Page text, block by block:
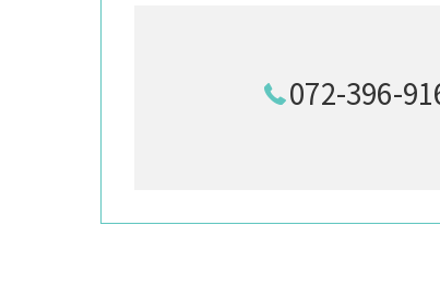
072-396-